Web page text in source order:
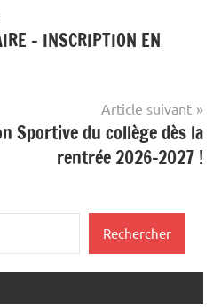
– INSCRIPTION EN
Article suivant
Sportive du collège dès la
rentrée 2026-2027 !
Rechercher